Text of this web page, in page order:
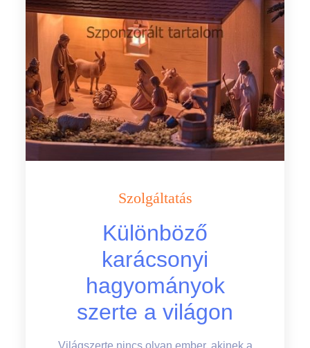
Szolgáltatás
Különböző
karácsonyi
hagyományok
szerte a világon
Világszerte nincs olyan ember, akinek a